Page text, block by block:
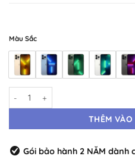
Màu Sắc
iPhone 13 Pro 128GB Máy Mới ·
THÊM
Gói bảo hành 2 NĂM dành